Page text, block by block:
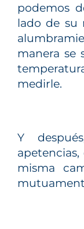
podemos
lado de su
manera se
medirle.
Y
misma